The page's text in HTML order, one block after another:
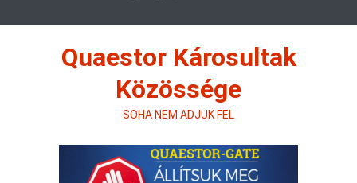
Quaestor Károsultak
Közössége
SOHA NEM ADJUK FEL